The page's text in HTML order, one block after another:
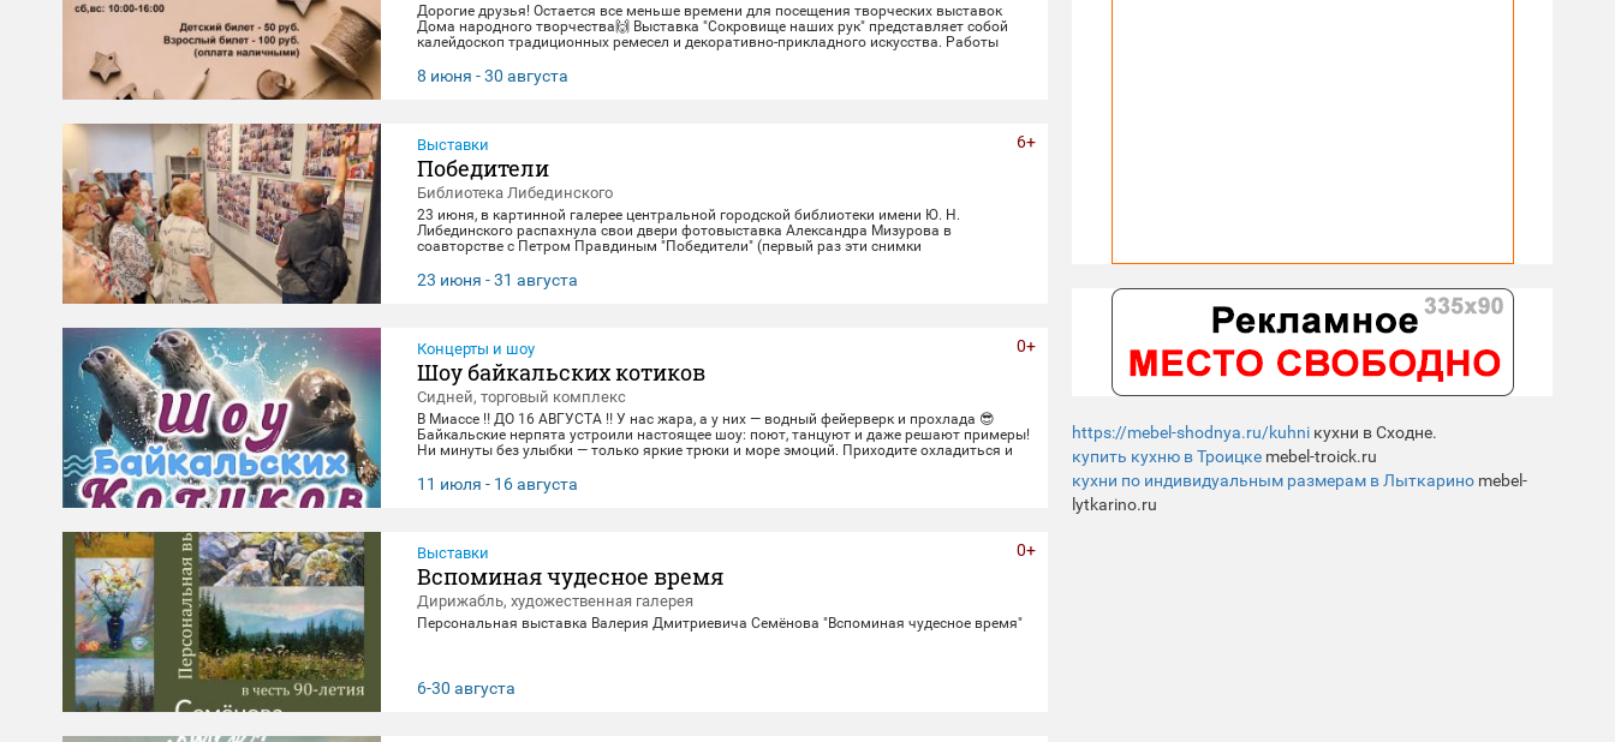
Дорогие друзья! Остается все меньше времени для посещения творческих выставок
Дома народного творчества🙌 Выставка "Сокровище наших рук" представляет собой
калейдоскоп традиционных ремесел и декоративно-прикладного искусства. Работы
творчества. Посетить выставку можно до 30 августа.
8 июня - 30 августа
Выставки
Победители
Библиотека Либединского
23 июня, в картинной галерее центральной городской библиотеки имени Ю. Н.
Либединского распахнула свои двери фотовыставка Александра Мизурова в
соавторстве с Петром Правдиным "Победители" (первый раз эти снимки
и за каждым кадром 40 лет неустанной работы мастера, 40 лет трепетного
всматривания в лица, 40 лет благодарной памяти. На снимках - торжественные парады
23 июня - 31 августа
6+
Концерты и шоу
Шоу байкальских котиков
Сидней, торговый комплекс
В Миассе ‼️ ДО 16 АВГУСТА ‼️ У нас жара, а у них — водный фейерверк и прохлада 😎
Байкальские нерпята устроили настоящее шоу: поют, танцуют и даже решают примеры!
Ни минуты без улыбки — только яркие трюки и море эмоций. Приходите охладиться и
14:00, 16:00,18:30 Суббота и воскресенье 12:00,14:00,16:00,18:30 Понедельник-
вторник(Санитарный день) 📍 Ме
11 июля - 16 августа
0+
Выставки
Вспоминая чудесное время
Дирижабль, художественная галерея
Персональная выставка Валерия Дмитриевича Семёнова "Вспоминая чудесное время"
6-30 августа
0+
https://mebel-shodnya.ru/kuhni кухни в Сходне.
купить кухню в Троицке mebel-troick.ru
кухни по индивидуальным размерам в Лыткарино mebel-
lytkarino.ru